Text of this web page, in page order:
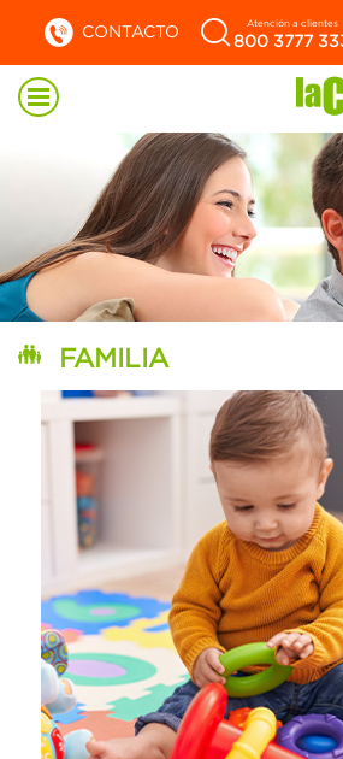
CONTACTO Atención a clientes
800 3777
FAMILIA